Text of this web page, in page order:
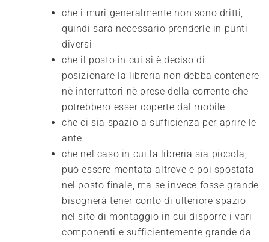
che i muri generalmente non sono dritti,
quindi sarà necessario prenderle in punti
diversi
che il posto in cui si è deciso di
posizionare la libreria non debba contenere
nè interruttori nè prese della corrente che
potrebbero esser coperte dal mobile
che ci sia spazio a sufficienza per aprire le
ante
che nel caso in cui la libreria sia piccola,
può essere montata altrove e poi spostata
nel posto finale, ma se invece fosse grande
bisognerà tener conto di ulteriore spazio
nel sito di montaggio in cui disporre i vari
componenti e sufficientemente grande da